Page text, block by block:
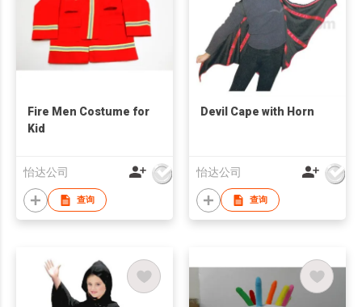
Fire Men Costume for
Kid
怡达公司
查询
Devil Cape with Horn
怡达公司
查询